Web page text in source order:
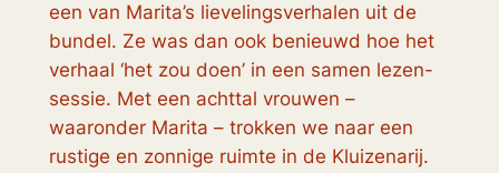
een van Marita’s lievelingsverhalen uit de
bundel. Ze was dan ook benieuwd hoe het
verhaal ‘het zou doen’ in een samen lezen-
sessie. Met een achttal vrouwen –
waaronder Marita – trokken we naar een
rustige en zonnige ruimte in de Kluizenarij.